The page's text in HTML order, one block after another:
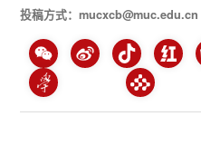
投稿方式：mucxcb@muc.edu.cn